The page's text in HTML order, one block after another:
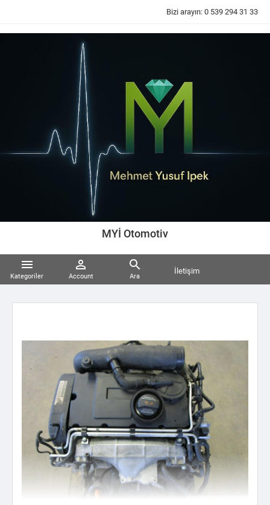
Bizi arayın: 0 539 294 31 33
MYİ Otomotiv

Kategoriler

Account

Ara
İletişim